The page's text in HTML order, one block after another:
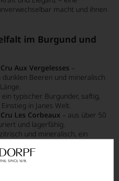
macht und ihnen
im Burgund und
Aux Vergelesses –
Beeren und mineralisch
ein typischer Burgunder, saftig,
in Janes Welt.
Les Corbeaux – aus über 50
und lagerfähig.
und mineralisch, ein
– von bis zu 95 Jahre alten
und mit animierender Frucht.